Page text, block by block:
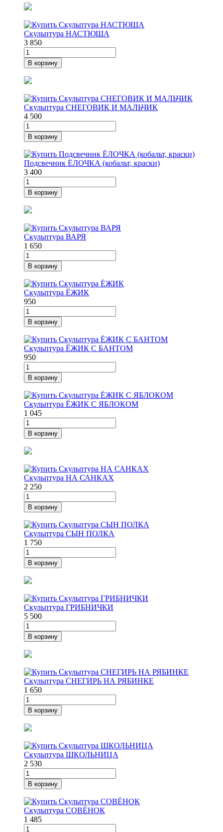
Скульптура НАСТЮША
3 850
В корзину
Скульптура СНЕГОВИК И МАЛЬЧИК
4 500
В корзину
Подсвечник ЁЛОЧКА (кобальт, краски)
3 400
В корзину
Скульптура ВАРЯ
1 650
В корзину
Скульптура ЁЖИК
950
В корзину
Скульптура ЁЖИК С БАНТОМ
950
В корзину
Скульптура ЁЖИК С ЯБЛОКОМ
1 045
В корзину
Скульптура НА САНКАХ
2 250
В корзину
Скульптура СЫН ПОЛКА
1 750
В корзину
Скульптура ГРИБНИЧКИ
5 500
В корзину
Скульптура СНЕГИРЬ НА РЯБИНКЕ
1 650
В корзину
Скульптура ШКОЛЬНИЦА
2 530
В корзину
Скульптура СОВЁНОК
1 485